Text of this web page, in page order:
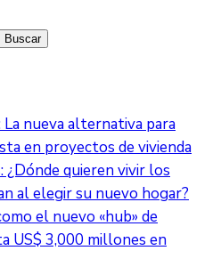
La nueva alternativa para
en proyectos de vivienda
¿Dónde quieren vivir los
al elegir su nuevo hogar?
el nuevo «hub» de
US$ 3,000 millones en